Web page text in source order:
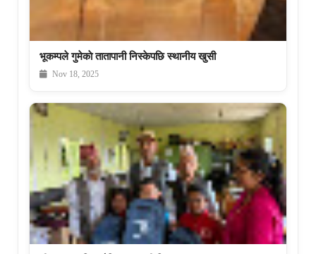
भूकम्पले गुमेकाे तातापानी निस्केपछि स्थानीय खुसी
Nov 18, 2025